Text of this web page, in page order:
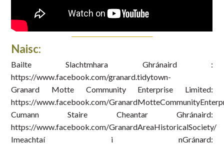
Naisc:
Bailte Slachtmhara Ghránaird :
https://www.facebook.com/granard.tidytown-
Granard Motte Community Enterprise Limited:
https://www.facebook.com/
Cumann Staire Cheantar Ghránaird:
https://www.facebook.com/GranardAreaHistoricalSociety/
Imeachtaí i nGránard: